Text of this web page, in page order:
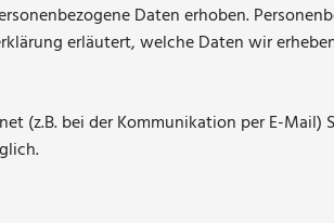
Daten erhoben.
erläutert, welche Daten wir
(z.B. bei der Kommunikation per E-